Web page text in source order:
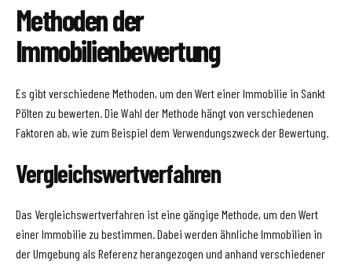
Methoden der
Immobilienbewertung
Es gibt verschiedene Methoden, um den Wert einer Immobilie in Sankt
Pölten zu bewerten. Die Wahl der Methode hängt von verschiedenen
Faktoren ab, wie zum Beispiel dem Verwendungszweck der Bewertung.
Vergleichswertverfahren
Das Vergleichswertverfahren ist eine gängige Methode, um den Wert
einer Immobilie zu bestimmen. Dabei werden ähnliche Immobilien in
der Umgebung als Referenz herangezogen und anhand verschiedener